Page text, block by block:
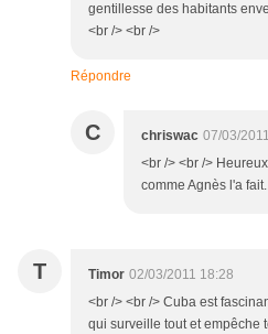
gentillesse des habitants
<br /> <br />
Répondre
C chriswac 07/03/
<br /> <br />
comme Agnès l'a
T Timor 02/03/2011 18:28
<br /> <br /> Cuba est
qui surveille tout et empêche